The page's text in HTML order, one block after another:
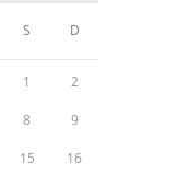
S D
1 2
8 9
15 16